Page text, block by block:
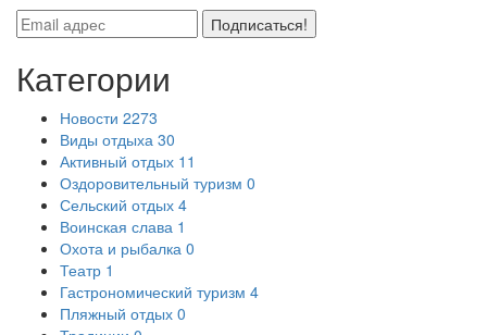
Подписаться!
Категории
Новости 2273
Виды отдыха 30
Активный отдых 11
Оздоровительный туризм 0
Сельский отдых 4
Воинская слава 1
Охота и рыбалка 0
Театр 1
Гастрономический туризм 4
Пляжный отдых 0